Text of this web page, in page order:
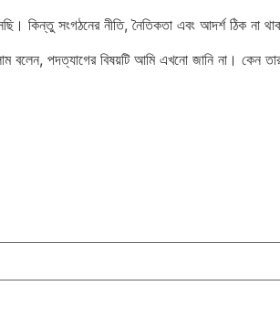
কিন্তু সংগঠনের নীতি, নৈতিকতা এবং আদর্শ ঠিক না
বলেন, পদত্যাগের বিষয়টি আমি এখনো জানি না। কেন